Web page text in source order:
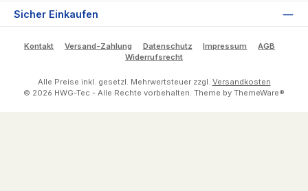
Sicher Einkaufen
Kontakt Versand-Zahlung Datenschutz Impressum
AGB
Widerrufsrecht
Alle Preise inkl. gesetzl. Mehrwertsteuer zzgl. Versandkosten
© 2026 HWG-Tec - Alle Rechte vorbehalten. Theme by ThemeWare®